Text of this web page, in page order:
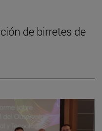
de birretes de